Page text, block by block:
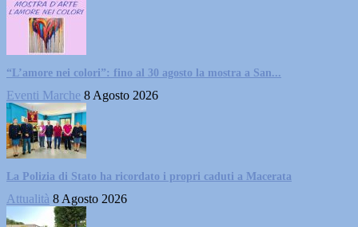
“L’amore nei colori”: fino al 30 agosto la mostra a San...
Eventi Marche 8 Agosto 2026
La Polizia di Stato ha ricordato i propri caduti a Macerata
Attualità 8 Agosto 2026